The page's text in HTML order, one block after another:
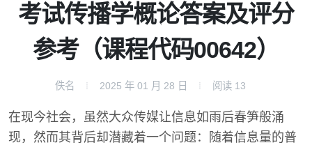
考试传播学概论答案及评分
参考（课程代码00642）
佚名 2025 年 01 月 28 日 阅读 13
在现今社会，虽然大众传媒让信息如雨后春笋般涌
现，然而其背后却潜藏着一个问题：随着信息量的普